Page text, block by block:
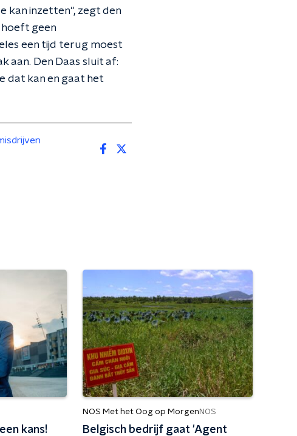
kan inzetten", zegt den
hoeft geen
een tijd terug moest
aan. Den Daas sluit af:
dat kan en gaat het
kans!
NOS Met het Oog op Morgen NOS
Belgisch bedrijf gaat 'Agent